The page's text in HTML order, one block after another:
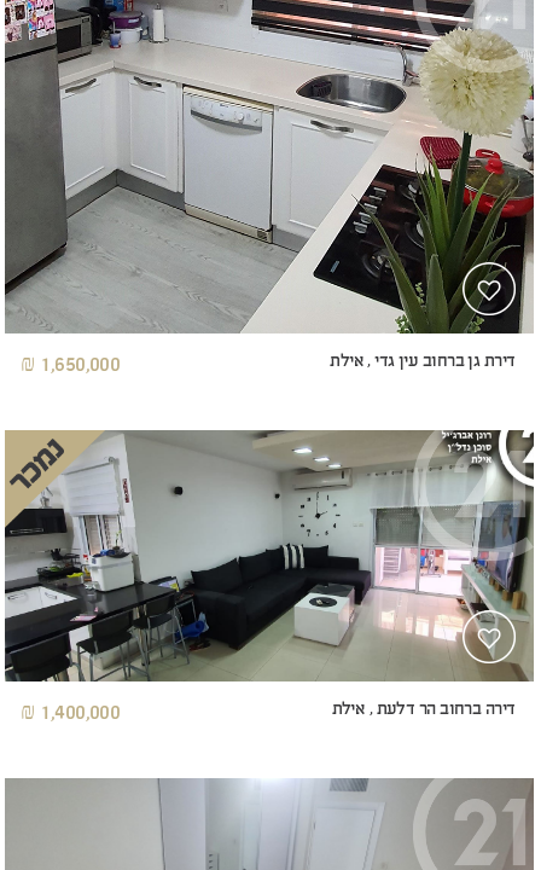
דירת גן ברחוב עין גדי , אילת 1,650,000 ₪
דירה ברחוב הר דלעת , אילת 1,400,000 ₪